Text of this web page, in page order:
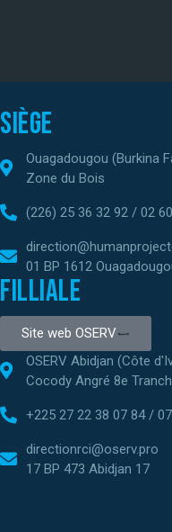
Siège
Ouagadougou (Burkina
Zone du Bois
(226) 25 36 32 92 / 02
01 BP 1612
Filliale
Site web OSERV
OSERV Abidjan (Côte
Cocody Angré 8e
+225 27 22 38 07 84 /
directionrci@oserv.pro
17 BP 473 Abidjan 17